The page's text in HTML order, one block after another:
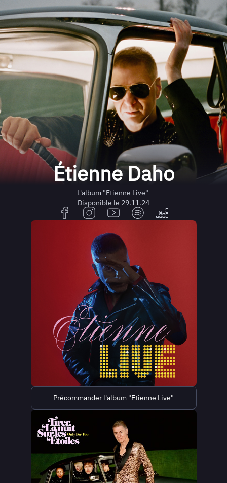
Étienne Daho
L'album "Etienne Live"
Disponible le 29.11.24
Précommander l'album "Etienne Live"